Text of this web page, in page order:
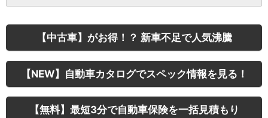
【中古車】がお得！？ 新車不足で人気沸騰
【NEW】自動車カタログでスペック情報を見る！
【無料】最短3分で自動車保険を一括見積もり